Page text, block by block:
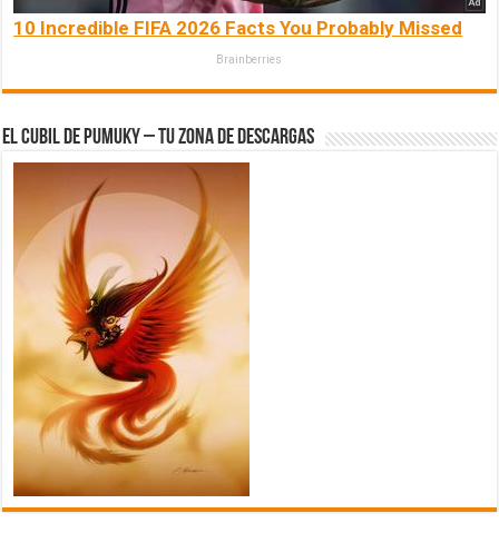
10 Incredible FIFA 2026 Facts You Probably Missed
Brainberries
El Cubil de Pumuky – Tu zona de Descargas